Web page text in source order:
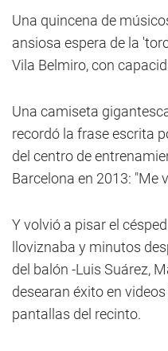
Una quincena de
ansiosa espera de la
Vila Belmiro, con
Una camiseta
recordó la frase escrita
del centro de
Barcelona en 2013: "Me
Y volvió a pisar el
lloviznaba y minutos
del balón -Luis Suárez,
desearan éxito en
pantallas del recinto.